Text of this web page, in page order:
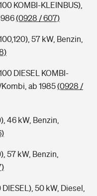
KOMBI-KLEINBUS),
(0928 / 607)
57 kW, Benzin,
DIESEL KOMBI-
ab 1985(0928 /
46 kW, Benzin,
57 kW, Benzin,
50 kW, Diesel,